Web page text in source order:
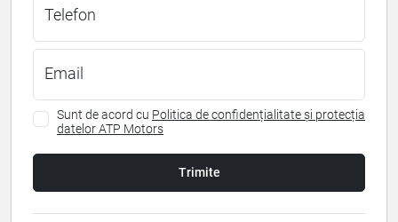
Telefon
Email
Sunt de acord cu Politica de confidențialitate și protecția
datelor ATP Motors
Trimite